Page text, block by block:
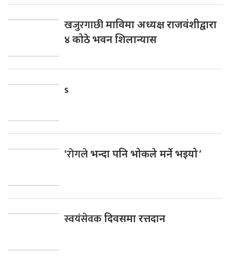
खजुरगाछीमाविमा अध्यक्ष राजवंशीद्वारा
४ कोठे भवन शिलान्यास
s
‘रोगलेभन्दा पनि भोकले मर्ने भइयो ’
स्वयंसेवकदिवसमा रत्तदान